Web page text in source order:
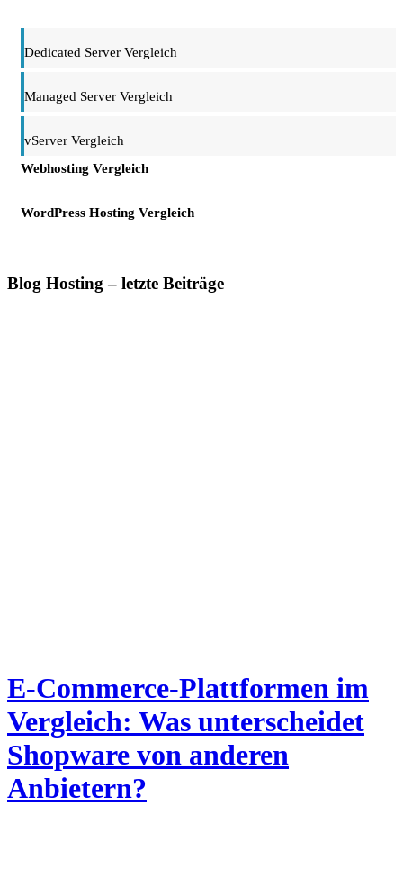
Dedicated Server Vergleich
Managed Server Vergleich
vServer Vergleich
Webhosting Vergleich
WordPress Hosting Vergleich
Blog Hosting – letzte Beiträge
E-Commerce-Plattformen im
Vergleich: Was unterscheidet
Shopware von anderen
Anbietern?